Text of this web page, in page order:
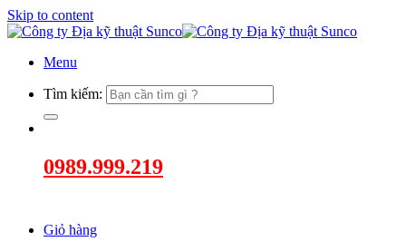
Skip to content
Menu
Tìm kiếm:
0989.999.219
Giỏ hàng